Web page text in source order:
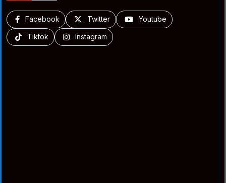
Facebook Twitter Youtube
Tiktok Instagram